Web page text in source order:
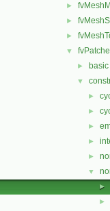
►
►
►
▼
► basic
▼
►
►
►
►
►
▼
►
►